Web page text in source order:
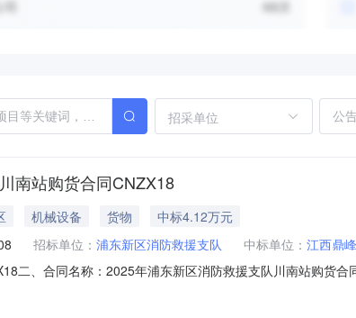
招采单位
南站购货合同CNZX18
机械设备 货物
中标4.12万元
招标单位： 浦东新区消防救援支队 中标单位： 江西鼎
二、合同名称：2025年浦东新区消防救援支队川南站购货
港区沿江工业基地九湖东路168号联系方式：18270238574